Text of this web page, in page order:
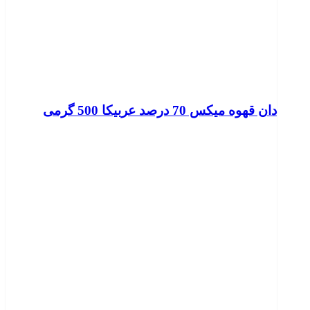
دان قهوه میکس 70 درصد عربیکا 500 گرمی